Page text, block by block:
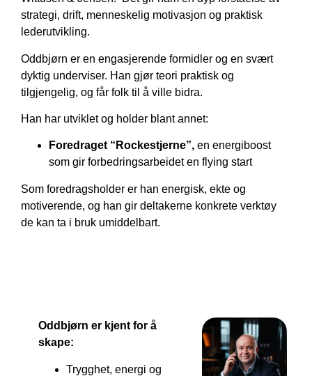
strategi, drift, menneskelig motivasjon og praktisk
lederutvikling.
Oddbjørn er en engasjerende formidler og en svært
dyktig underviser. Han gjør teori praktisk og
tilgjengelig, og får folk til å ville bidra.
Han har utviklet og holder blant annet:
Foredraget “Rockestjerne”, en energiboost
som gir forbedringsarbeidet en flying start
Som foredragsholder er han energisk, ekte og
motiverende, og han gir deltakerne konkrete verktøy
de kan ta i bruk umiddelbart.
Oddbjørn er kjent for å
skape:
Trygghet, energi og